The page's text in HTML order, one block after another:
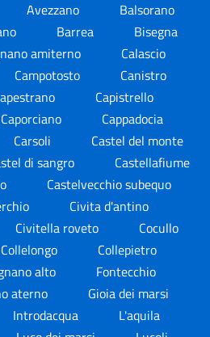
Avezzano
Balsorano
Barrea
Bisegna
amiterno
Calascio
Campotosto
Canistro
Capistrello
Caporciano
Cappadocia
Carsoli
Castel del monte
di sangro
Castellafiume
Castelvecchio subequo
Civita d'antino
Civitella roveto
Cocullo
Collelongo
Collepietro
alto
Fontecchio
aterno
Gioia dei marsi
Introdacqua
L'aquila